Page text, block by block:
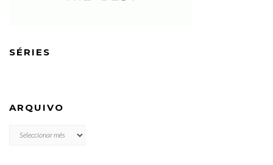
SÉRIES
ARQUIVO
ARQUIVO